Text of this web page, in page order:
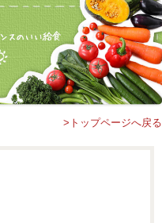
>トップページへ戻る